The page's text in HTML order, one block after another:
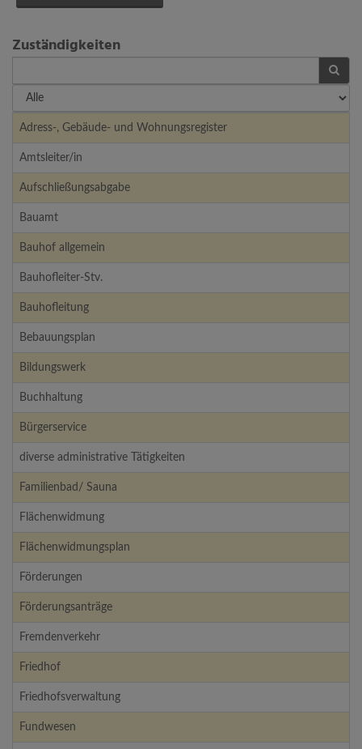
Zuständigkeiten
FILTER
ANFANGSBUCHSTABE
Bezeichnung Beschreibung
Adress-, Gebäude- und Wohnungsregister
Amtsleiter/in
Aufschließungsabgabe
Bauamt
Bauhof allgemein
Bauhofleiter-Stv.
Bauhofleitung
Bebauungsplan
Bildungswerk
Buchhaltung
Bürgerservice
diverse administrative Tätigkeiten
Familienbad/ Sauna
Flächenwidmung
Flächenwidmungsplan
Förderungen
Förderungsanträge
Fremdenverkehr
Friedhof
Friedhofsverwaltung
Fundwesen